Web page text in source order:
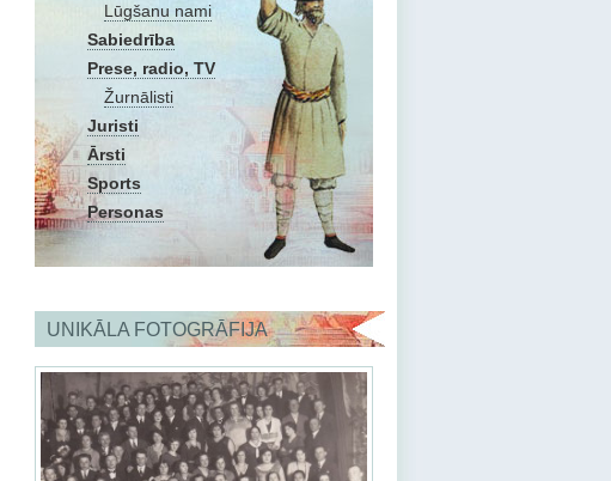
Lūgšanu nami
Sabiedrība
Prese, radio, TV
Žurnālisti
Juristi
Ārsti
Sports
Personas
UNIKĀLA FOTOGRĀFIJA